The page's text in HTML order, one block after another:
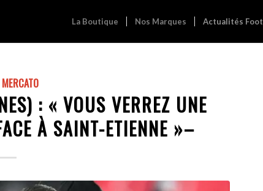
La Boutique Nos Marques Actualités Foot
MERCATO
: « VOUS VERREZ UNE
À SAINT-ETIENNE »–